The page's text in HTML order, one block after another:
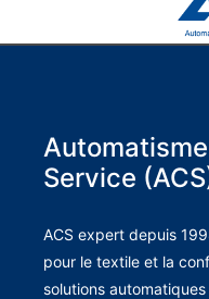
Service
ACS expert depuis
pour le textile et la
solutions